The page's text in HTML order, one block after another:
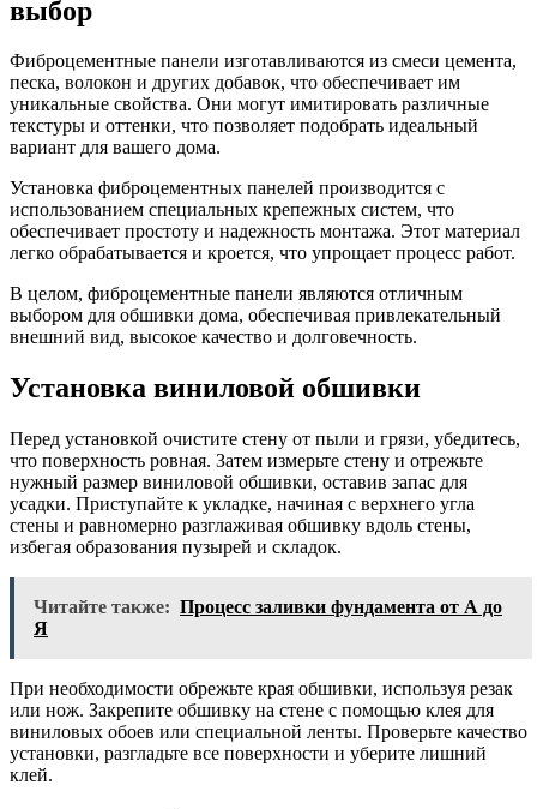
выбор
Фиброцементные панели изготавливаются из смеси цемента,
песка, волокон и других добавок, что обеспечивает им
уникальные свойства. Они могут имитировать различные
текстуры и оттенки, что позволяет подобрать идеальный
вариант для вашего дома.
Установка фиброцементных панелей производится с
использованием специальных крепежных систем, что
обеспечивает простоту и надежность монтажа. Этот материал
легко обрабатывается и кроется, что упрощает процесс работ.
В целом, фиброцементные панели являются отличным
выбором для обшивки дома, обеспечивая привлекательный
внешний вид, высокое качество и долговечность.
Установка виниловой обшивки
Перед установкой очистите стену от пыли и грязи, убедитесь,
что поверхность ровная. Затем измерьте стену и отрежьте
нужный размер виниловой обшивки, оставив запас для
усадки. Приступайте к укладке, начиная с верхнего угла
стены и равномерно разглаживая обшивку вдоль стены,
избегая образования пузырей и складок.
Читайте также: Процесс заливки фундамента от А до
Я
При необходимости обрежьте края обшивки, используя резак
или нож. Закрепите обшивку на стене с помощью клея для
виниловых обоев или специальной ленты. Проверьте качество
установки, разгладьте все поверхности и уберите лишний
клей.